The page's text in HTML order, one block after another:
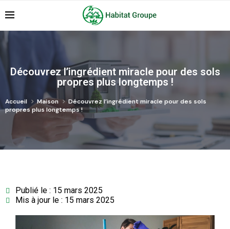
Découvrez l’ingrédient miracle pour des sols
propres plus longtemps !
Accueil Maison
Découvrez l’ingrédient miracle pour des sols
propres plus longtemps !
Publié le : 15 mars 2025
Mis à jour le : 15 mars 2025